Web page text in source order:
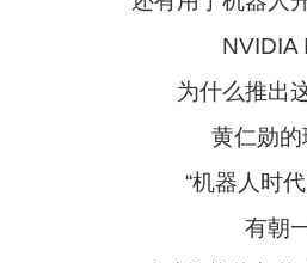
NVIDIA
为什么推出这
黄仁勋的
“机器人时代
有朝一